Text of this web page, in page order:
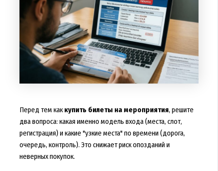
Перед тем каккупить билеты на мероприятия, решите
два вопроса: какая именно модель входа (места, слот,
регистрация) и какие "узкие места" по времени (дорога,
очередь, контроль). Это снижает риск опозданий и
неверных покупок.